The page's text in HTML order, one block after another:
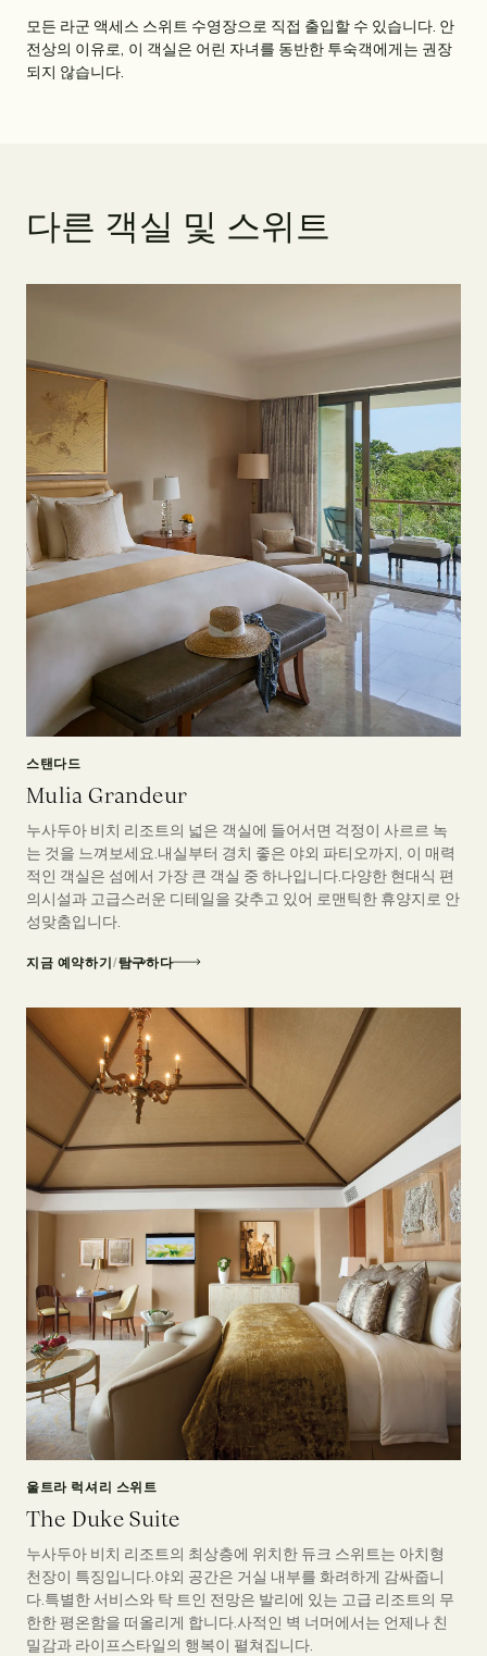
모든 라군 액세스 스위트 수영장으로 직접 출입할 수 있습니다. 안
전상의 이유로, 이 객실은 어린 자녀를 동반한 투숙객에게는 권장
되지 않습니다.
다른 객실 및 스위트
스탠다드
Mulia Grandeur
누사두아 비치 리조트의 넓은 객실에 들어서면 걱정이 사르르 녹
는 것을 느껴보세요.내실부터 경치 좋은 야외 파티오까지, 이 매력
적인 객실은 섬에서 가장 큰 객실 중 하나입니다.다양한 현대식 편
의시설과 고급스러운 디테일을 갖추고 있어 로맨틱한 휴양지로 안
성맞춤입니다.
지금 예약하기/탐구하다
울트라 럭셔리 스위트
The Duke Suite
누사두아 비치 리조트의 최상층에 위치한 듀크 스위트는 아치형
천장이 특징입니다.야외 공간은 거실 내부를 화려하게 감싸줍니
다.특별한 서비스와 탁 트인 전망은 발리에 있는 고급 리조트의 무
한한 평온함을 떠올리게 합니다.사적인 벽 너머에서는 언제나 친
밀감과 라이프스타일의 행복이 펼쳐집니다.